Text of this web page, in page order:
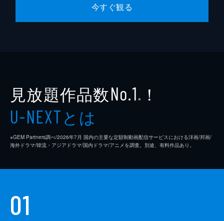
今すぐ観る
見放題作品数No.1 ※ ！
U-NEXTとは
※GEM Partners調べ/2026年7⽉ 国内の主要な定額制動画配信サービスにおける洋画/邦画/
海外ドラマ/韓流・アジアドラマ/国内ドラマ/アニメを調査。別途、有料作品あり。
01